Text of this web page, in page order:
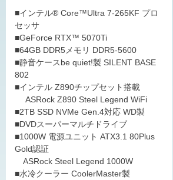
■インテル® Core™Ultra 7-265KF プロ
セッサ
■GeForce RTX™ 5070Ti
■64GB DDR5メモリ DDR5-5600
■静音ケースbe quiet!製 SILENT BASE
802
■インテル Z890チップセット搭載
ASRock Z890 Steel Legend WiFi
■2TB SSD NVMe Gen.4対応 WD製
■DVDスーパーマルチドライブ
■1000W 電源ユニット ATX3.1 80Plus
Gold認証
ASRock Steel Legend 1000W
■水冷クーラー CoolerMaster製